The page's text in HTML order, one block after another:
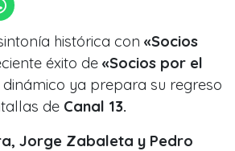
histórica con «Socios
éxito de «Socios por el
ya prepara su regreso
de Canal 13.
Jorge Zabaleta y Pedro